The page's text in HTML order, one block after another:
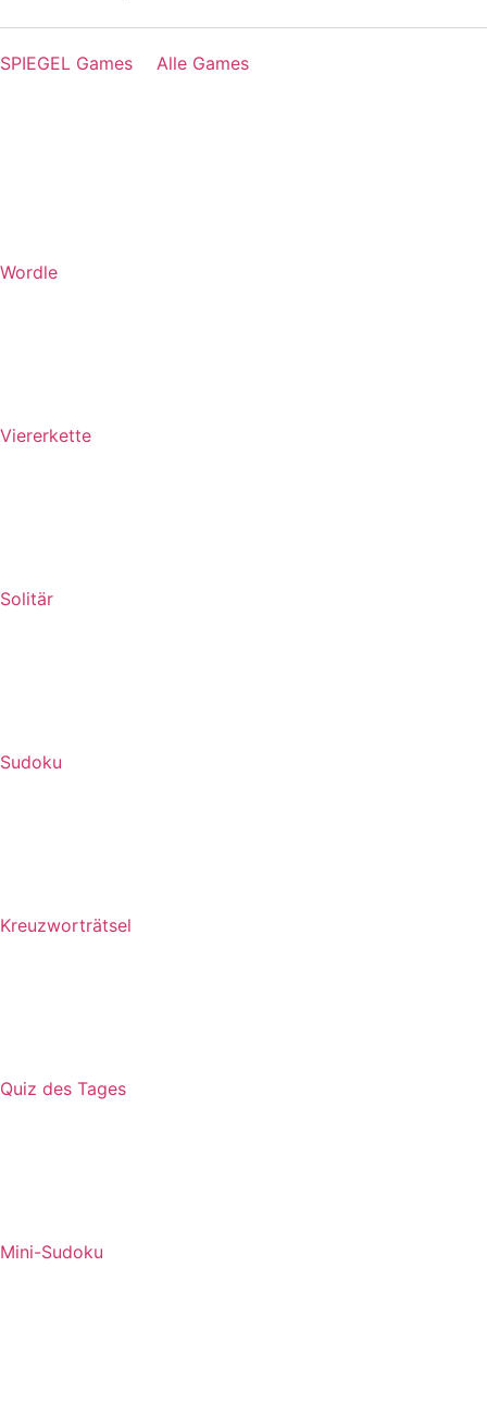
SPIEGEL Games Alle Games
Wordle
Viererkette
Solitär
Sudoku
Kreuzworträtsel
Quiz des Tages
Mini-Sudoku